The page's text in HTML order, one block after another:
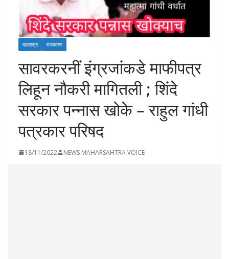
महाराष्ट्र राजकारण
सावरकरनीं इंग्रजांकडे माफीपत्र
लिहून नौकरी मागितली ; शिंदे
सरकार पन्नास खोके – राहुल गांधी
पत्रकार परिषद
18/11/2022 NEWS MAHARSAHTRA VOICE